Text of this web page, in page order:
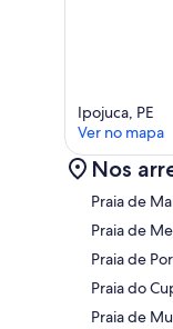
Ipojuca, PE
Ver no mapa
Nos
Praia de
Praia de
Praia de
Praia do
Praia de